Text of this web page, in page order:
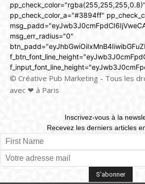
pp_check_color="rgba(255,255,255,0.8)"
pp_check_color_a="#3894ff"
msg_err_radius="0"
© Créative Pub Marketing - Tous les
avec ❤ à Paris
Inscrivez-vous à la
Recevez les derniers articles